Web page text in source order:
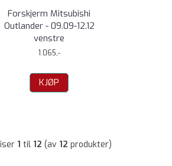
Forskjerm Mitsubishi
Outlander - 09.09-12.12
venstre
1.065,-
KJØP
1 til 12 (av 12 produkter)